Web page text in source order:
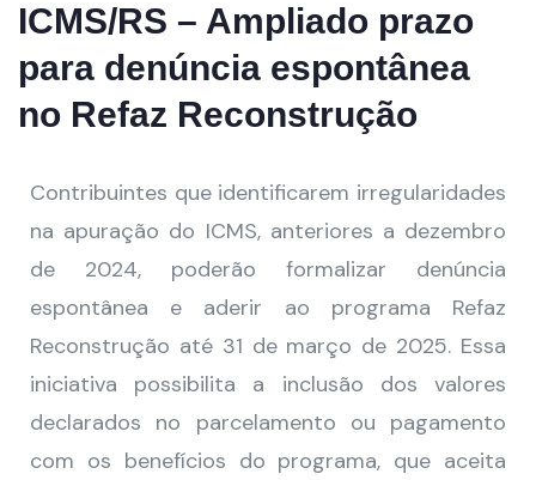
ICMS/RS – Ampliado prazo
para denúncia espontânea
no Refaz Reconstrução
Contribuintes que identificarem irregularidades
na apuração do ICMS, anteriores a dezembro
de 2024, poderão formalizar denúncia
espontânea e aderir ao programa Refaz
Reconstrução até 31 de março de 2025. Essa
iniciativa possibilita a inclusão dos valores
declarados no parcelamento ou pagamento
com os benefícios do programa, que aceita